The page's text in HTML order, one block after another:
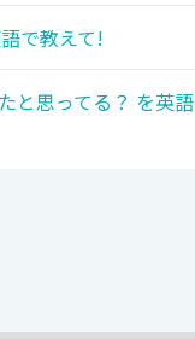
で教えて!
と思ってる？ を英